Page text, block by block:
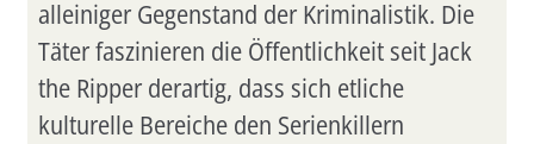
alleiniger Gegenstand der Kriminalistik. Die
Täter faszinieren die Öffentlichkeit seit Jack
the Ripper derartig, dass sich etliche
kulturelle Bereiche den Serienkillern